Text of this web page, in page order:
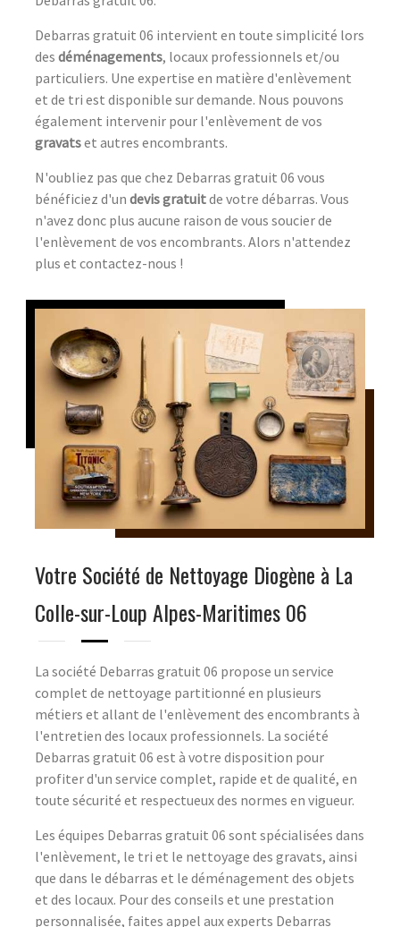
Debarras gratuit 06 intervient en toute simplicité lors
des déménagements, locaux professionnels et/ou
particuliers. Une expertise en matière d'enlèvement
et de tri est disponible sur demande. Nous pouvons
également intervenir pour l'enlèvement de vos
gravatset autres encombrants.
N'oubliez pas que chez Debarras gratuit 06 vous
bénéficiez d'un devis gratuitde votre débarras. Vous
n'avez donc plus aucune raison de vous soucier de
l'enlèvement de vos encombrants. Alors n'attendez
plus et contactez-nous !
Votre Société de Nettoyage Diogène à La
Colle-sur-Loup Alpes-Maritimes 06
La société Debarras gratuit 06 propose un service
complet de nettoyage partitionné en plusieurs
métiers et allant de l'enlèvement des encombrants à
l'entretien des locaux professionnels. La société
Debarras gratuit 06 est à votre disposition pour
profiter d'un service complet, rapide et de qualité, en
toute sécurité et respectueux des normes en vigueur.
Les équipes Debarras gratuit 06 sont spécialisées dans
l'enlèvement, le tri et le nettoyage des gravats, ainsi
que dans le débarras et le déménagement des objets
et des locaux. Pour des conseils et une prestation
personnalisée, faites appel aux experts Debarras